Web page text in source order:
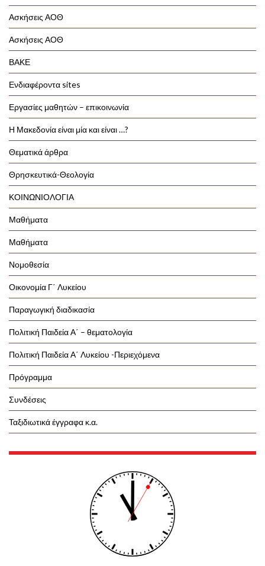
Ασκήσεις ΑΟΘ
Ασκήσεις ΑΟΘ
ΒΑΚΕ
Ενδιαφέροντα sites
Εργασίες μαθητών – επικοινωνία
Η Μακεδονία είναι μία και είναι …?
Θεματικά άρθρα
Θρησκευτικά-Θεολογία
ΚΟΙΝΩΝΙΟΛΟΓΙΑ
Μαθήματα
Μαθήματα
Νομοθεσία
Οικονομία Γ΄ Λυκείου
Παραγωγική διαδικασία
Πολιτική Παιδεία Α΄ – θεματολογία
Πολιτική Παιδεία Α΄ Λυκείου -Περιεχόμενα
Πρόγραμμα
Συνδέσεις
Ταξιδιωτικά έγγραφα κ.α.